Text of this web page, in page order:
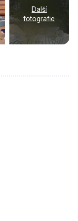
Další
fotografie